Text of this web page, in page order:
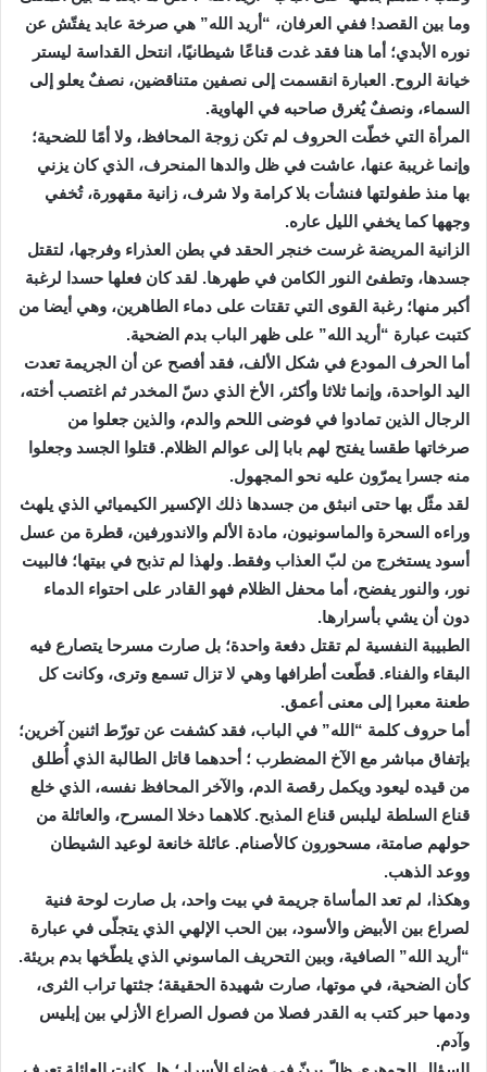
وما بين القصد! ففي العرفان، “أريد الله” هي صرخة عابد يفتّش عن
نوره الأبدي؛ أما هنا فقد غدت قناعًا شيطانيًا، انتحل القداسة ليستر
خيانة الروح. العبارة انقسمت إلى نصفين متناقضين، نصفٌ يعلو إلى
السماء، ونصفٌ يُغرق صاحبه في الهاوية.
المرأة التي خطّت الحروف لم تكن زوجة المحافظ، ولا أمًا للضحية؛
وإنما غريبة عنها، عاشت في ظل والدها المنحرف، الذي كان يزني
بها منذ طفولتها فنشأت بلا كرامة ولا شرف، زانية مقهورة، تُخفي
وجهها كما يخفي الليل عاره.
الزانية المريضة غرست خنجر الحقد في بطن العذراء وفرجها، لتقتل
جسدها، وتطفئ النور الكامن في طهرها. لقد كان فعلها حسدا لرغبة
أكبر منها؛ رغبة القوى التي تقتات على دماء الطاهرين، وهي أيضا من
كتبت عبارة “أريد الله” على ظهر الباب بدم الضحية.
أما الحرف المودع في شكل الألف، فقد أفصح عن أن الجريمة تعدت
اليد الواحدة، وإنما ثلاثا وأكثر، الأخ الذي دسّ المخدر ثم اغتصب أخته،
الرجال الذين تمادوا في فوضى اللحم والدم، والذين جعلوا من
صرخاتها طقسا يفتح لهم بابا إلى عوالم الظلام. قتلوا الجسد وجعلوا
منه جسرا يمرّون عليه نحو المجهول.
لقد مثّل بها حتى انبثق من جسدها ذلك الإكسير الكيميائي الذي يلهث
وراءه السحرة والماسونيون، مادة الألم والاندورفين، قطرة من عسل
أسود يستخرج من لبّ العذاب وفقط. ولهذا لم تذبح في بيتها؛ فالبيت
نور، والنور يفضح، أما محفل الظلام فهو القادر على احتواء الدماء
دون أن يشي بأسرارها.
الطبيبة النفسية لم تقتل دفعة واحدة؛ بل صارت مسرحا يتصارع فيه
البقاء والفناء. قطّعت أطرافها وهي لا تزال تسمع وترى، وكانت كل
طعنة معبرا إلى معنى أعمق.
أما حروف كلمة “الله” في الباب، فقد كشفت عن تورّط اثنين آخرين؛
بإتفاق مباشر مع الآخ المضطرب ؛ أحدهما قاتل الطالبة الذي أُطلق
من قيده ليعود ويكمل رقصة الدم، والآخر المحافظ نفسه، الذي خلع
قناع السلطة ليلبس قناع المذبح. كلاهما دخلا المسرح، والعائلة من
حولهم صامتة، مسحورون كالأصنام. عائلة خانعة لوعيد الشيطان
ووعد الذهب.
وهكذا، لم تعد المأساة جريمة في بيت واحد، بل صارت لوحة فنية
لصراع بين الأبيض والأسود، بين الحب الإلهي الذي يتجلّى في عبارة
“أريد الله” الصافية، وبين التحريف الماسوني الذي يلطّخها بدم بريئة.
كأن الضحية، في موتها، صارت شهيدة الحقيقة؛ جثتها تراب الثرى،
ودمها حبر كتب به القدر فصلا من فصول الصراع الأزلي بين إبليس
وآدم.